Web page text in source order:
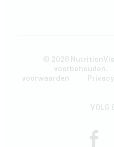
© 2026
voorwaarden
VOLG